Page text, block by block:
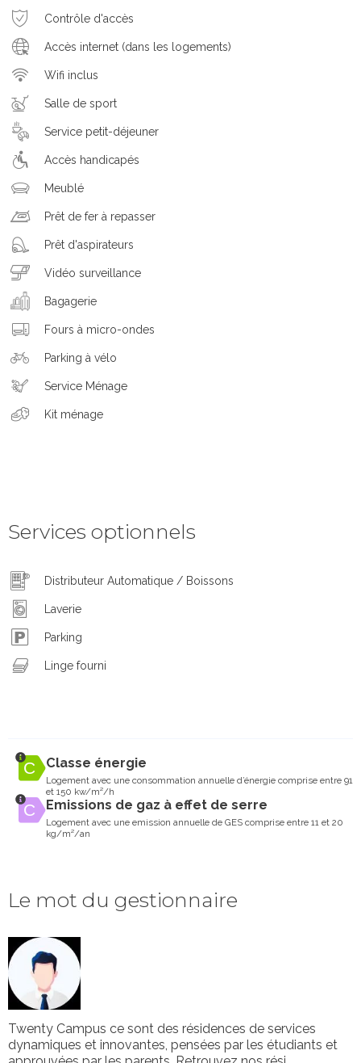
Contrôle d'accès
Accès internet (dans les logements)
Wifi inclus
Salle de sport
Service petit-déjeuner
Accès handicapés
Meublé
Prêt de fer à repasser
Prêt d'aspirateurs
Vidéo surveillance
Bagagerie
Fours à micro-ondes
Parking à vélo
Service Ménage
Kit ménage
Services optionnels
Distributeur Automatique / Boissons
Laverie
Parking
Linge fourni
Classe énergie
Logement avec une consommation annuelle d’énergie comprise entre 91
et 150 kw/m²/h
Emissions de gaz à effet de serre
Logement avec une emission annuelle de GES comprise entre 11 et 20
kg/m²/an
Le mot du gestionnaire
Twenty Campus ce sont des résidences de services
dynamiques et innovantes, pensées par les étudiants et